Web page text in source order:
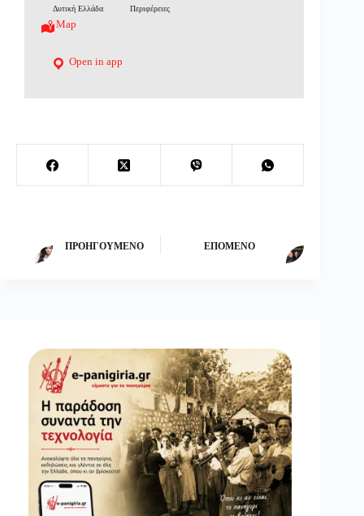
Δυτική Ελλάδα Περιφέρειες
Map
Open in app
ΠΡΟΗΓΟΎΜΕΝΟ ΕΠΌΜΕΝΟ